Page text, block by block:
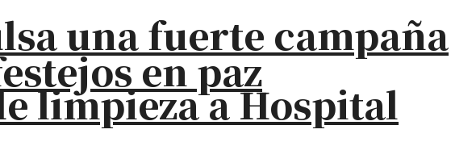
limpieza a Hospital
una fuerte campaña
en paz